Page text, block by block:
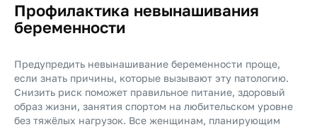
Профилактика невынашивания
беременности
Предупредить невынашивание беременности проще,
если знать причины, которые вызывают эту патологию.
Снизить риск поможет правильное питание, здоровый
образ жизни, занятия спортом на любительском уровне
без тяжёлых нагрузок. Все женщинам, планирующим